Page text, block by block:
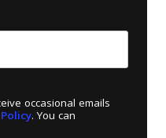
occasional emails
. You can